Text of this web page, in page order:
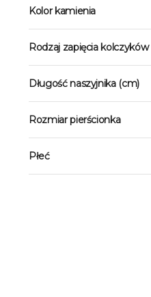
Kolor kamienia
Rodzaj zapięcia kolczyków
Długość naszyjnika (cm)
Rozmiar pierścionka
Płeć